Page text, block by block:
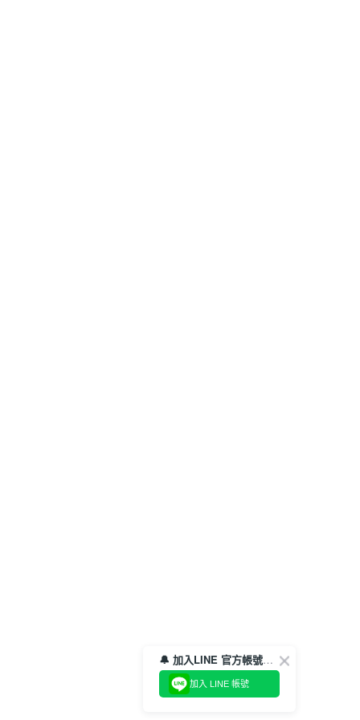
🔔 加入LINE 官方帳號，領取$100折價券！
加入 LINE 帳號